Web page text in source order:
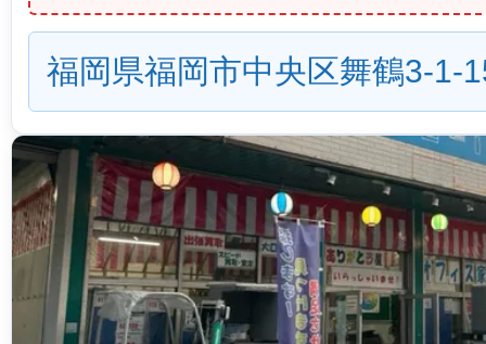
福岡県福岡市中央区舞鶴3-1-